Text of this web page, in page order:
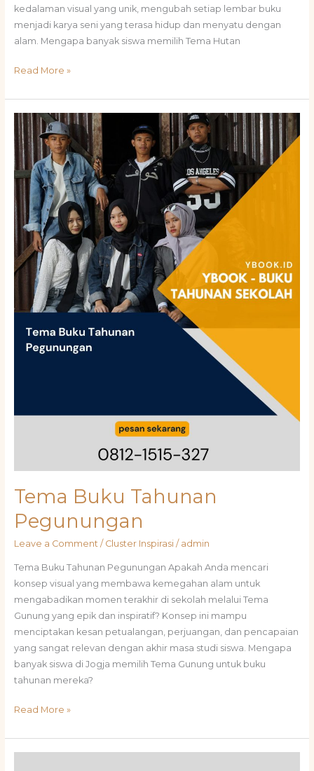
kedalaman visual yang unik, mengubah setiap lembar buku
menjadi karya seni yang terasa hidup dan menyatu dengan
alam. Mengapa banyak siswa memilih Tema Hutan
Read More »
Tema Buku Tahunan
Pegunungan
Leave a Comment / Cluster Inspirasi/ admin
Tema Buku Tahunan Pegunungan Apakah Anda mencari
konsep visual yang membawa kemegahan alam untuk
mengabadikan momen terakhir di sekolah melalui Tema
Gunung yang epik dan inspiratif? Konsep ini mampu
menciptakan kesan petualangan, perjuangan, dan pencapaian
yang sangat relevan dengan akhir masa studi siswa. Mengapa
banyak siswa di Jogja memilih Tema Gunung untuk buku
tahunan mereka?
Tema
Buku
Tahunan
Pegunungan
Read More »